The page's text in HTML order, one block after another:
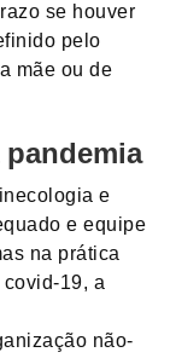
se houver
pelo
mãe ou de
e
e equipe
na prática
19, a
não-